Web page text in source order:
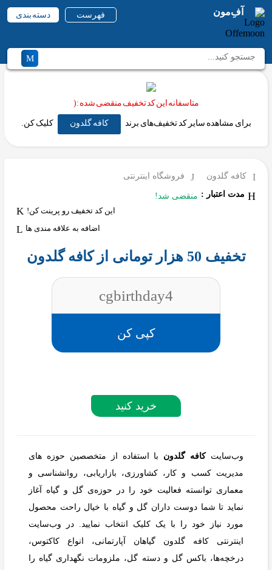
آفِ‌مون فهرست دسته بندی
متاسفانه این کد تخفیف منقضی شده :(
برای مشاهده سایر کد تخفیف‌های برند کافه گلدون کلیک کن.
کافه گلدون
فروشگاه اینترنتی
مدت اعتبار : منقضی شد!
این کد تخفیف رو پرینت کن!
اضافه به علاقه مندی ها
تخفیف 50 هزار تومانی از کافه گلدون
cgbirthday4
کپی کن
خرید کنید
وب‌سایتکافه گلدون با استفاده از متخصصین حوزه های
مدیریت کسب و کار، کشاورزی، بازاریابی، روانشناسی و
معماری توانسته فعالیت خود را در حوزه‌ی گل و گیاه آغاز
نماید تا شما دوست داران گل و گیاه با خیال راحت محصول
مورد نیاز خود را با یک کلیک انتخاب نمایید. در وب‌سایت
اینترنتی کافه گلدون گیاهان آپارتمانی، انواع کاکتوس،
درخچه‌ها، باکس گل و دسته گل، ملزومات نگهداری گیاه را